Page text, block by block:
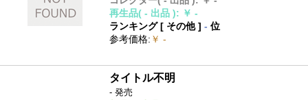
再生品( - 出品 ): ￥ -
ランキング [ その他]- 位
参考価格: ￥ -
タイトル不明
- 発売